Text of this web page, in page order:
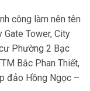
công làm nên tên
Tower, City
Phường 2 Bạc
Bắc Phan Thiết,
đảo Hồng Ngọc –